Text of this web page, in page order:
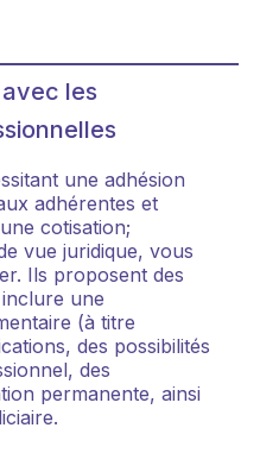
les
une adhésion
adhérentes et
cotisation;
vue juridique, vous
Ils proposent des
une
(à titre
des possibilités
des
permanente, ainsi